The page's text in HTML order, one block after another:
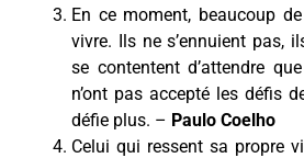
En ce moment, beaucoup
vivre. Ils ne s’ennuient pas,
se contentent d’attendre
n’ont pas accepté les défis
défie plus. – Paulo Coelho
Celui qui ressent sa propre